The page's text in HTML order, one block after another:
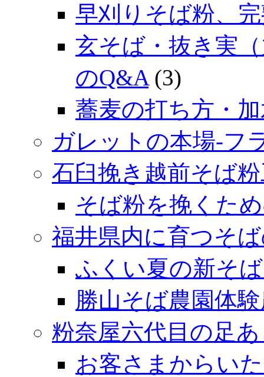
早刈りそば粉、
玄そば・抜き実
のQ&A (3)
蕎麦の打ち方・
ガレットの本場‐フ
石臼挽き越前そば
そば粉を挽くた
福井県内に育つそ
ふくい夏の新そ
勝山そば農園体
粉奈屋六代目の足
お客さまからい